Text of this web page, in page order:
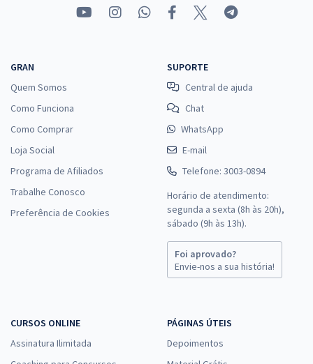
GRAN
Quem Somos
Como Funciona
Como Comprar
Loja Social
Programa de Afiliados
Trabalhe Conosco
Preferência de Cookies
SUPORTE
Central de ajuda
Chat
WhatsApp
E-mail
Telefone: 3003-0894
Horário de atendimento:
segunda a sexta (8h às 20h),
sábado (9h às 13h).
Foi aprovado?
Envie-nos a sua história!
CURSOS ONLINE
Assinatura Ilimitada
PÁGINAS ÚTEIS
Depoimentos